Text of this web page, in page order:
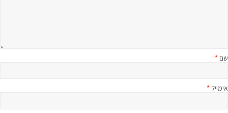
שם*
אימייל *